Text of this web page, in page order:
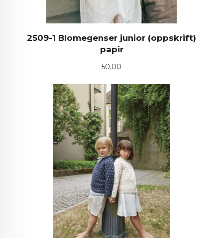
2509-1 Blomegenser junior (oppskrift)
papir
Pris
50,00